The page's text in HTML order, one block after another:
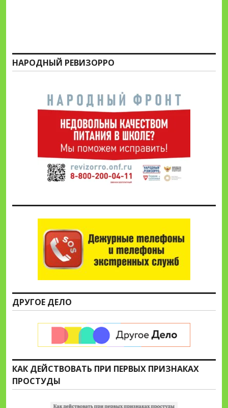
НАРОДНЫЙ РЕВИЗОРРО
ДРУГОЕ ДЕЛО
КАК ДЕЙСТВОВАТЬ ПРИ ПЕРВЫХ ПРИЗНАКАХ
ПРОСТУДЫ